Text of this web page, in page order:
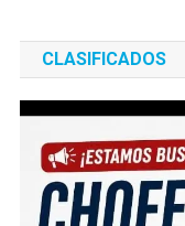
CLASIFICADOS